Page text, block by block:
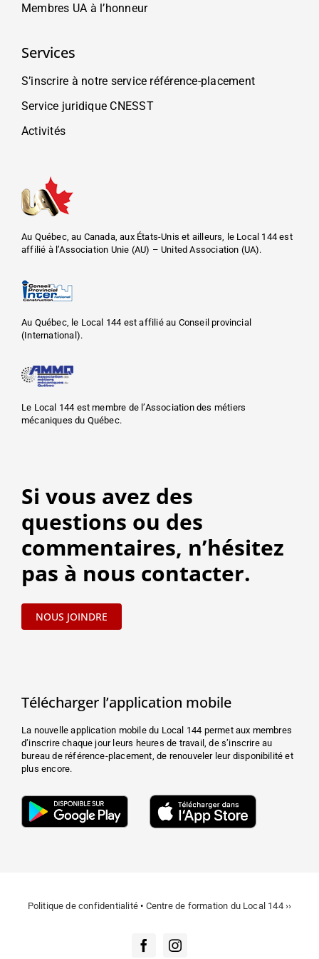
Membres UA à l’honneur
Services
S’inscrire à notre service référence-placement
Service juridique CNESST
Activités
Au Québec, au Canada, aux États-Unis et ailleurs, le Local 144 est
affilié à l’Association Unie (AU) – United Association (UA).
Au Québec, le Local 144 est affilié au Conseil provincial
(International).
Le Local 144 est membre de l’Association des métiers
mécaniques du Québec.
Si vous avez des
questions ou des
commentaires, n’hésitez
pas à nous contacter.
NOUS JOINDRE
Télécharger l’application mobile
La nouvelle application mobile du Local 144 permet aux membres
d’inscrire chaque jour leurs heures de travail, de s’inscrire au
bureau de référence-placement, de renouveler leur disponibilité et
plus encore.
Politique de confidentialité • Centre de formation du Local 144 ››